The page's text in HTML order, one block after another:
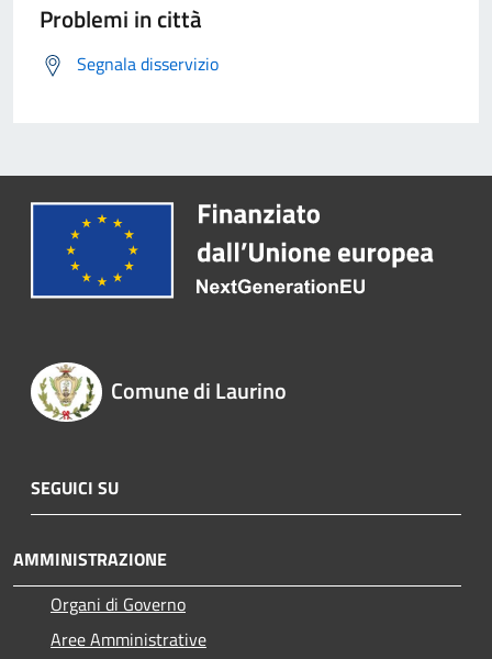
Problemi in città
Segnala disservizio
Comune di Laurino
SEGUICI SU
AMMINISTRAZIONE
Organi di Governo
Aree Amministrative